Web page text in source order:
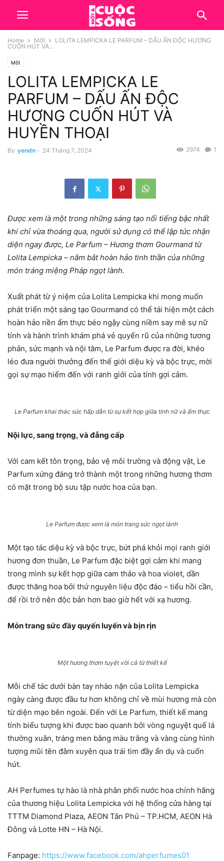
Home Mốt
LOLITA LEMPICKA LE PARFUM – DẤU ẤN ĐỘC HƯƠNG
CUỐN HÚT VÀ...
Mốt
LOLITA LEMPICKA LE
PARFUM – DẤU ẤN ĐỘC
HƯƠNG CUỐN HÚT VÀ
HUYỀN THOẠI
By yendn - 24 Tháng 7, 2024 1
2974
Được xem là một trong những sáng tạo nổi tiếng bậc nhất
khi chỉ vừa thoáng qua, người sử dụng có thể lập tức nhận
diện ngay được, Le Parfum – Hương thơm Gourmand từ
Lolita Lempicka – nắm bắt hoàn hảo tinh thần của những
món tráng miệng Pháp ngọt lành.
Xuất phát từ ý niệm của Lolita Lempicka khi mong muốn
phát triển một sáng tạo Gourmand có thể tái hiện một cách
hoàn hảo nền ẩm thực béo ngậy cùng niềm say mê sự nữ
tính và hành trình khám phá vẻ quyến rũ của những tương
phản, sức mạnh và nội tâm, Le Parfum được ra đời, khéo
léo đưa người thưởng đến thế giới diệu kỳ và bộc trực, mời
gọi sự mạo hiểm đến với ranh giới của tính gợi cảm.
Le Parfum khai thác sức hấp dẫn từ sự kết hợp giữa tính nữ và ẩm thực
Nội lực, sang trọng, và đẳng cấp
Với cam kết tôn trọng, bảo vệ môi trường và động vật, Le
Parfum xứng đáng trở thành một trong những hương thơm
có mặt trong bộ sưu tập nước hoa của bạn.
Le Parfum được xem là món trang sức ngọt lành
Một tạo tác diệu kỳ và bộc trực, bứt phá khỏi mọi ranh giới
hương đơn thuần, Le Parfum đặc biệt gợi cảm khi mang
trong mình sự kết hợp giữa cam thảo và hoa violet, dần
được thăng hoa bởi thứ nguyên liệu độc đáo – tiểu hồi cần,
để rồi trở nên độc bản hơn bao giờ hết với xạ hương.
Món trang sức đầy quyến luyến và bịn rịn
Một hương thơm tuyệt vời cả từ thiết kế
Mỗi chế tác dưới bàn tay nhào nặn của Lolita Lempicka
ngày càng được đầu tư hơn không chỉ về mùi hương mà còn
từ diện mạo bên ngoài. Đến với Le Parfum, thiết kế mang
tính biểu tượng khi được bao quanh bởi vòng nguyệt quế lá
thường xuân, tráng men bằng màu trắng và vàng cùng hình
tượng mũi tên đâm xuyên qua trái tim đầy ẩn dụ và cuốn
hút.
AH Perfumes tự hào là nhà phân phối nước hoa chính hãng
của thương hiệu Lolita Lempicka với hệ thống cửa hàng tại
TTTM Diamond Plaza, AEON Tân Phú – TP.HCM, AEON Hà
Đông và Lotte HN – Hà Nội.
Fanpage: https://www.facebook.com/ahperfumes01